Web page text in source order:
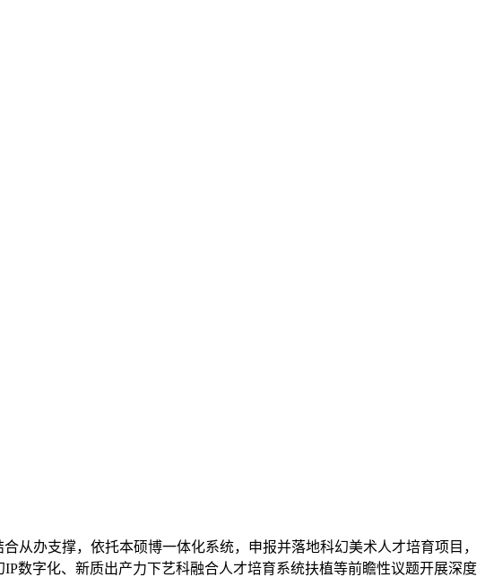
办支撑，依托本硕博一体化系统，申报并落地科幻美术人才培育项目，
数字化、新质出产力下艺科融合人才培育系统扶植等前瞻性议题开展深度